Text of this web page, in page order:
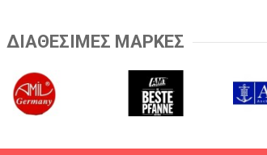
ΔΙΑΘΕΣΙΜΕΣ ΜΑΡΚΕΣ